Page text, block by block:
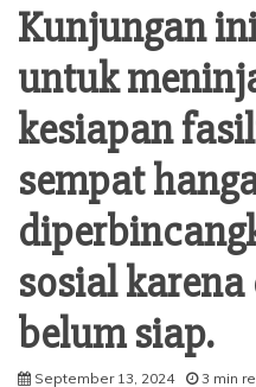
Kunjungan
untuk
kesiapan
sempat
sosial
belum siap.
September 13, 2024 3 min